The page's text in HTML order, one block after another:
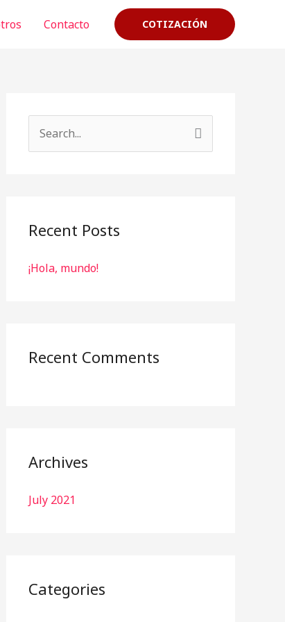
Contacto COTIZACIÓN
c
f
Recent Posts
¡Hola, mundo!
Recent Comments
Archives
July 2021
Categories